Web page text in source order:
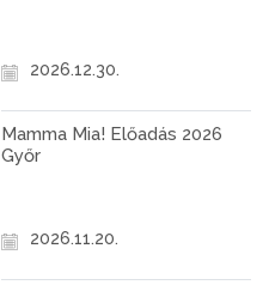
2026.12.30.
Mamma Mia! Előadás 2026
Győr
2026.11.20.